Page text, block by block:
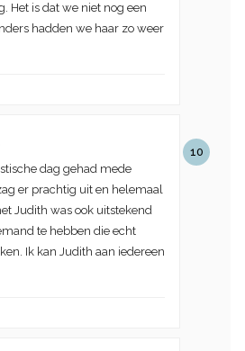
Het is dat we niet nog een
hadden we haar zo weer
10
dag gehad mede
er prachtig uit en helemaal
Judith was ook uitstekend
te hebben die echt
Ik kan Judith aan iedereen